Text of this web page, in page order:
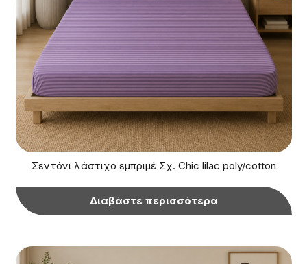
Σεντόνι λάστιχο εμπριμέ Σχ. Chic lilac poly/cotton
Διαβάστε περισσότερα